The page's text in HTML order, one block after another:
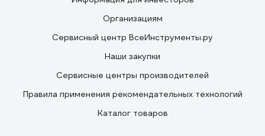
Организациям
Сервисный центр ВсеИнструменты.ру
Наши закупки
Сервисные центры производителей
Правила применения рекомендательных технологий
Каталог товаров